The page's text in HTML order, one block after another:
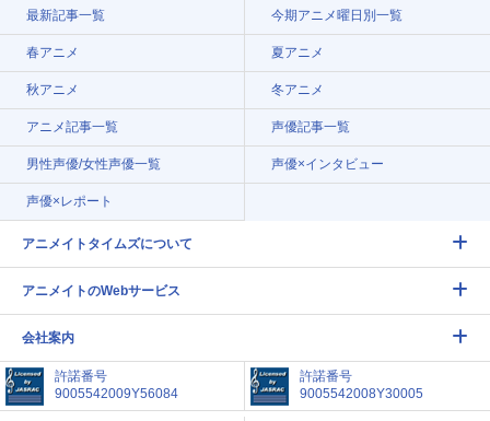
最新記事一覧 今期アニメ曜日別一覧
春アニメ 夏アニメ
秋アニメ 冬アニメ
アニメ記事一覧 声優記事一覧
男性声優/女性声優一覧 声優×インタビュー
声優×レポート
アニメイトタイムズについて
アニメイトのWebサービス
会社案内
許諾番号
9005542009Y56084
許諾番号
9005542008Y30005